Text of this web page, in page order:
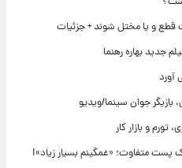
قطع و یا مختل شوند + جزئیات
جدید بهاره رهنما
آورد
بازیگر جوان سینما/ویدیو
تورم و بازار کار
پست متفاوت؛ «غمگینم بسیار زیاد»!